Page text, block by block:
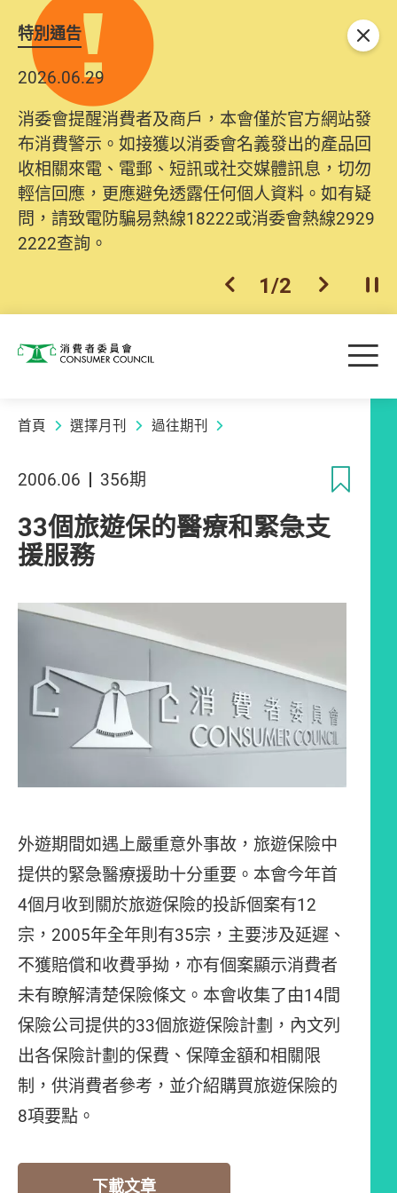
特別通告
2026.06.29
消委會提醒消費者及商戶，本會僅於官方網站發
布消費警示。如接獲以消委會名義發出的產品回
收相關來電、電郵、短訊或社交媒體訊息，切勿
輕信回應，更應避免透露任何個人資料。如有疑
問，請致電防騙易熱線18222或消委會熱線2929
2222查詢。
上一個
1/2 下一個開
關閉
消費者委員會 目
首頁 選擇月刊 過往期刊
2006.06 356期
33個旅遊保的醫療和緊急支
援服務
外遊期間如遇上嚴重意外事故，旅遊保險中
提供的緊急醫療援助十分重要。本會今年首
4個月收到關於旅遊保險的投訴個案有12
宗，2005年全年則有35宗，主要涉及延遲、
不獲賠償和收費爭拗，亦有個案顯示消費者
未有瞭解清楚保險條文。本會收集了由14間
保險公司提供的33個旅遊保險計劃，內文列
出各保險計劃的保費、保障金額和相關限
制，供消費者參考，並介紹購買旅遊保險的
8項要點。
下載文章